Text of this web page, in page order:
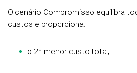
O cenário Compromisso equilibra
custos e proporciona:
o 2º menor custo total;